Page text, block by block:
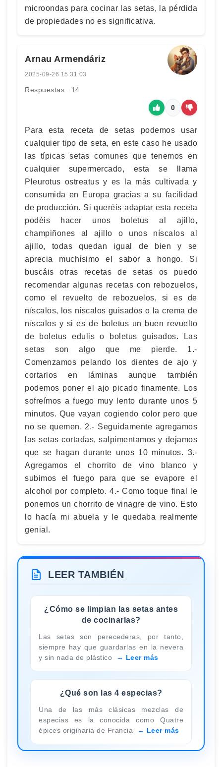
microondas para cocinar las setas, la pérdida
de propiedades no es significativa.
Arnau Armendáriz
2025-09-26 15:31:03
Respuestas : 14
0
Para esta receta de setas podemos usar
cualquier tipo de seta, en este caso he usado
las típicas setas comunes que tenemos en
cualquier supermercado, esta se llama
Pleurotus ostreatus y es la más cultivada y
consumida en Europa gracias a su facilidad
de producción. Si queréis adaptar esta receta
podéis hacer unos boletus al ajillo,
champiñones al ajillo o unos níscalos al
ajillo, todas quedan igual de bien y se
aprecia muchísimo el sabor a hongo. Si
buscáis otras recetas de setas os puedo
recomendar algunas recetas con rebozuelos,
como el revuelto de rebozuelos, si es de
níscalos, los níscalos guisados o la crema de
níscalos y si es de boletus un buen revuelto
de boletus edulis o boletus guisados. Las
setas son algo que me pierde. 1.-
Comenzamos pelando los dientes de ajo y
cortarlos en láminas aunque también
podemos poner el ajo picado finamente. Los
sofreímos a fuego muy lento durante unos 5
minutos. Que vayan cogiendo color pero que
no se quemen. 2.- Seguidamente agregamos
las setas cortadas, salpimentamos y dejamos
que se hagan durante unos 10 minutos. 3.-
Agregamos el chorrito de vino blanco y
subimos el fuego para que se evapore el
alcohol por completo. 4.- Como toque final le
ponemos un chorrito de vinagre de vino. Esto
lo hacía mi abuela y le quedaba realmente
genial.
LEER TAMBIÉN
¿Cómo se limpian las setas antes
de cocinarlas?
Las setas son perecederas, por tanto,
siempre hay que guardarlas en la nevera
y sin nada de plástico
Leer más
¿Qué son las 4 especias?
Una de las más clásicas mezclas de
especias es la conocida como Quatre
épices originaria de Francia
Leer más